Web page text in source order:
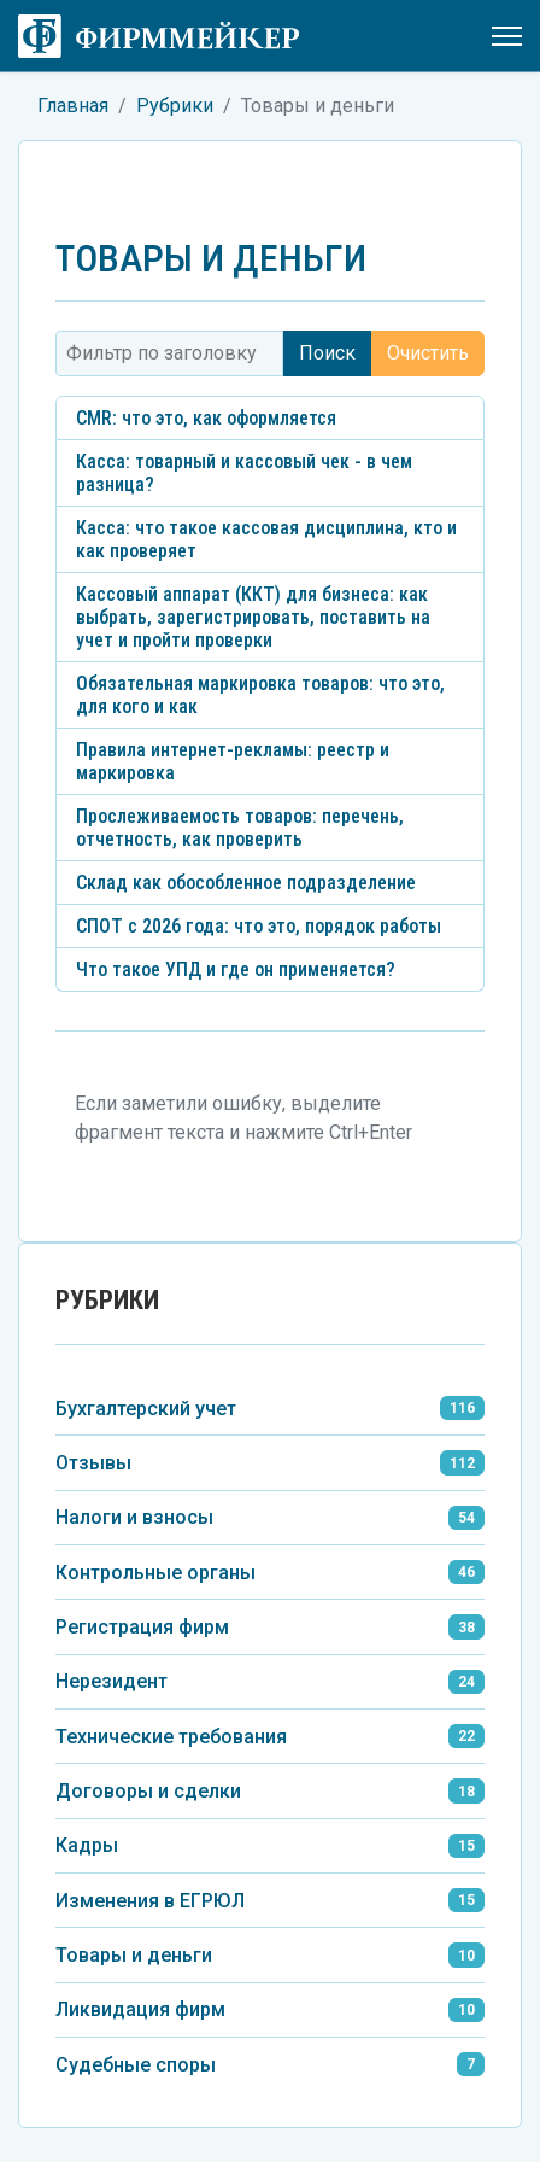
Главная Рубрики Товары и деньги
ТОВАРЫ И ДЕНЬГИ
Фильтр по заголовку Поиск Очистить
CMR: что это, как оформляется
Касса: товарный и кассовый чек - в чем
разница?
Касса: что такое кассовая дисциплина, кто и
как проверяет
Кассовый аппарат (ККТ) для бизнеса: как
выбрать, зарегистрировать, поставить на
учет и пройти проверки
Обязательная маркировка товаров: что это,
для кого и как
Правила интернет-рекламы: реестр и
маркировка
Прослеживаемость товаров: перечень,
отчетность, как проверить
Склад как обособленное подразделение
СПОТ с 2026 года: что это, порядок работы
Что такое УПД и где он применяется?
Если заметили ошибку, выделите
фрагмент текста и нажмите Ctrl+Enter
РУБРИКИ
Бухгалтерский учет 116
Отзывы 112
Налоги и взносы 54
Контрольные органы 46
Регистрация фирм 38
Нерезидент 24
Технические требования 22
Договоры и сделки 18
Кадры 15
Изменения в ЕГРЮЛ 15
Товары и деньги 10
Ликвидация фирм 10
Судебные споры 7